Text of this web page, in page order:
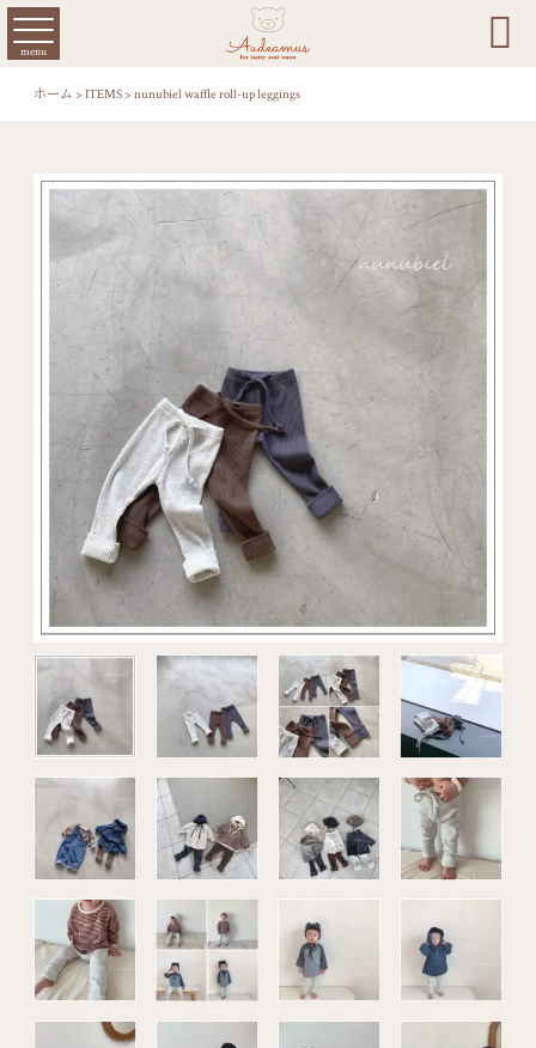
menu 
ホーム > ITEMS> nunubiel waffle roll-up leggings